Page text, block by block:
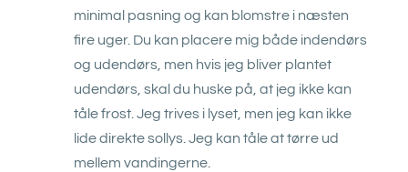
minimal pasning og kan blomstre i næsten
fire uger. Du kan placere mig både indendørs
og udendørs, men hvis jeg bliver plantet
udendørs, skal du huske på, at jeg ikke kan
tåle frost. Jeg trives i lyset, men jeg kan ikke
lide direkte sollys. Jeg kan tåle at tørre ud
mellem vandingerne.